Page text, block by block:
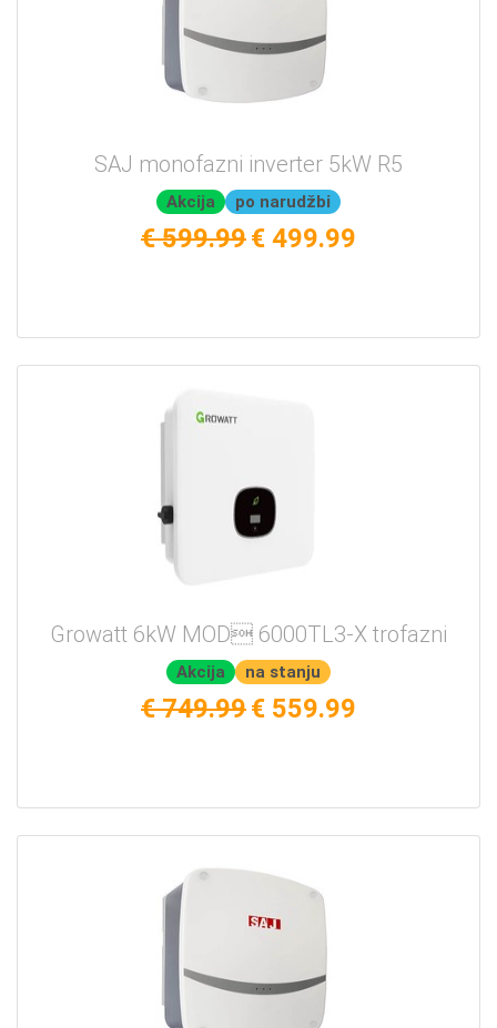
SAJ monofazni inverter 5kW R5
Akcija po narudžbi
€ 599.99€ 499.99
Growatt 6kW MOD 6000TL3-X trofazni
Akcija na stanju
€ 749.99€ 559.99